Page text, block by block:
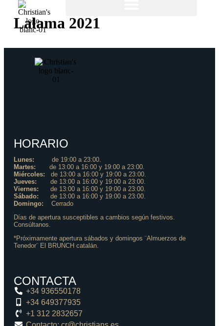
Lalama 2021
HORARIO
Lunes: de 19:00 a 23:00.
Martes: de 13:00 a 16:00 y 19:00 a 23:00.
Miércoles: de 13:00 a 16:00 y 19:00 a 23:00.
Jueves: de 13:00 a 16:00 y 19:00 a 23:00.
Viernes: de 13:00 a 16:00 y 19:00 a 23:00.
Sábado: de 13:00 a 16:00 y 19:00 a 23:00.
Domingo: Cerrado
Días de apertura susceptibles a cambios según festivos.
Consúltanos.
*Próximamente apertura sábados y domingos ¨Almuerzos de
Tenedor¨ El BRUNCH catalán.
CONTACTA
+34 936550178
+34 649377935
+1 312 2832657